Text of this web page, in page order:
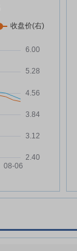
掌趣科技:2025
掌趣科技:2025
掌趣科技:关于
性关联交易确
经营性关联交易
掌趣科技:关于
会的通知